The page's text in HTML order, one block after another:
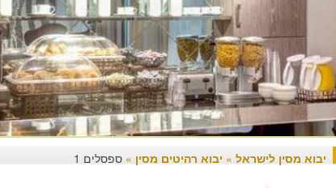
יבוא מסין לישראל » יבוא רהיטים מסין » ספסלים 1